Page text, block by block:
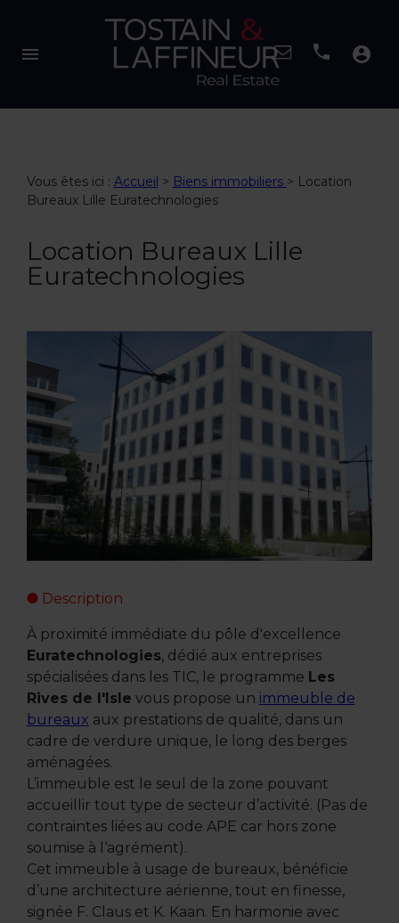
menu account_circle
Vous êtes ici : Accueil > Biens immobiliers > Location
Bureaux Lille Euratechnologies
Location Bureaux Lille
Euratechnologies
Description
À proximité immédiate du pôle d'excellence
Euratechnologies, dédié aux entreprises
spécialisées dans les TIC, le programme Les
Rives de l'Isle vous propose un immeuble de
bureaux aux prestations de qualité, dans un
cadre de verdure unique, le long des berges
aménagées.
L’immeuble est le seul de la zone pouvant
accueillir tout type de secteur d’activité. (Pas de
contraintes liées au code APE car hors zone
soumise à l‘agrément).
Cet immeuble à usage de bureaux, bénéficie
d’une architecture aérienne, tout en finesse,
signée F. Claus et K. Kaan. En harmonie avec